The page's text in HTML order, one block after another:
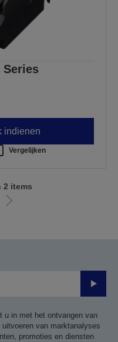
Series
indienen
Vergelijken
Ga
2 items
u in met het ontvangen van
van marktanalyses
promoties en diensten